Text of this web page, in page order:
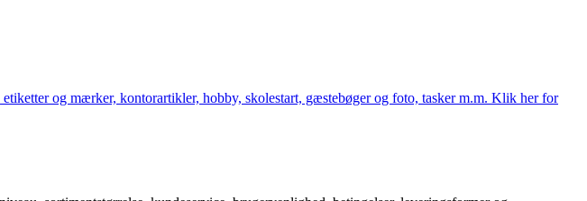
og mærker, kontorartikler, hobby, skolestart, gæstebøger og foto, tasker m.m. Klik her for